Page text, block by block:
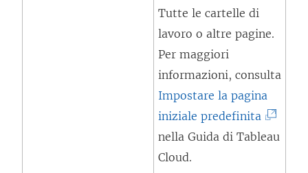
u
n
a
o
Tutte le cartelle di
lavoro o altre pagine.
Per maggiori
informazioni, consulta
Impostare la pagina
iniziale predefinita
I
nella Guida di Tableau
Cloud.